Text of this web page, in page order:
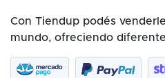
Con Tiendup podés
mundo, ofreciendo